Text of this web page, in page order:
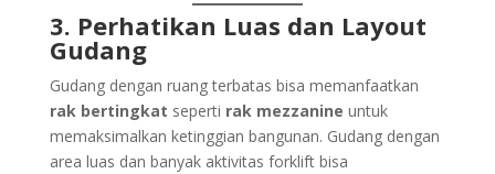
3. Perhatikan Luas dan Layout
Gudang
Gudang dengan ruang terbatas bisa memanfaatkan
rak bertingkat seperti rak mezzanine untuk
memaksimalkan ketinggian bangunan. Gudang dengan
area luas dan banyak aktivitas forklift bisa